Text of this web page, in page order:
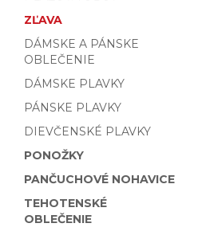
ZĽAVA
DÁMSKE A PÁNSKE
OBLEČENIE
DÁMSKE PLAVKY
PÁNSKE PLAVKY
DIEVČENSKÉ PLAVKY
PONOŽKY
PANČUCHOVÉ NOHAVICE
TEHOTENSKÉ
OBLEČENIE